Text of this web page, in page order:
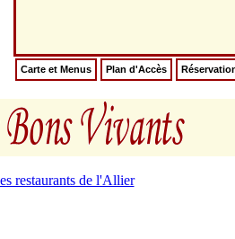
Carte et Menus Plan d'Accès
restaurants de l'Allier